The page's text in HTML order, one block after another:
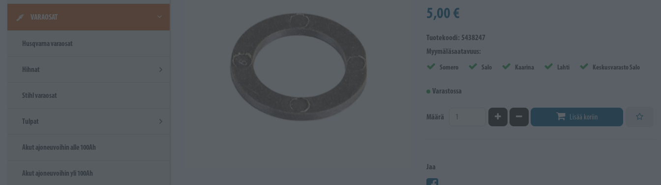
VARAOSAT
Husqvarna varaosat
Hihnat
Stihl varaosat
Tulpat
Akut ajoneuvoihin alle 100Ah
Akut ajoneuvoihin yli 100Ah
5,00 €
Tuotekoodi: 5438247
Myymäläsaatavuus:
Somero Salo Kaarina Lahti Keskusvarasto Salo
Varastossa
Määrä Kasvata määrääVähennä määrää Lisää koriin
Jaa